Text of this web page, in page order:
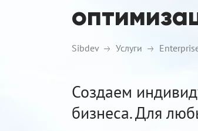
Sibdev Услуги
Создаем
бизнеса. Для